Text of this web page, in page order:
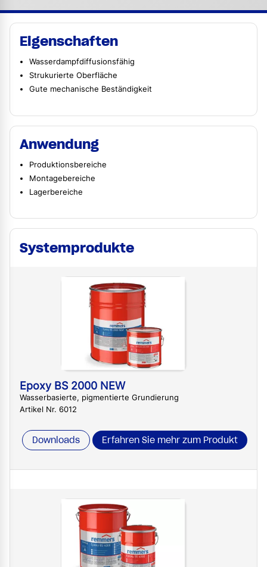
Eigenschaften
Wasserdampfdiffusionsfähig
Strukurierte Oberfläche
Gute mechanische Beständigkeit
Anwendung
Produktionsbereiche
Montagebereiche
Lagerbereiche
Systemprodukte
Epoxy BS 2000 NEW
Wasserbasierte, pigmentierte Grundierung
Artikel Nr. 6012
Downloads Erfahren Sie mehr zum Produkt